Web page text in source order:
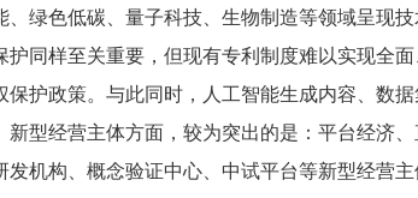
绿色低碳、量子科技、生物制造等领域呈现
同样至关重要，但现有专利制度难以实现全
护政策。与此同时，人工智能生成内容、数
型经营主体方面，较为突出的是：平台经济
机构、概念验证中心、中试平台等新型经营